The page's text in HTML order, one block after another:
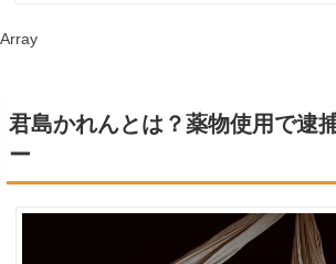
Array
君島かれんとは？薬物使用で逮
ー